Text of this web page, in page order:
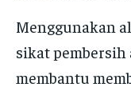
Menggunakan
sikat
membantu